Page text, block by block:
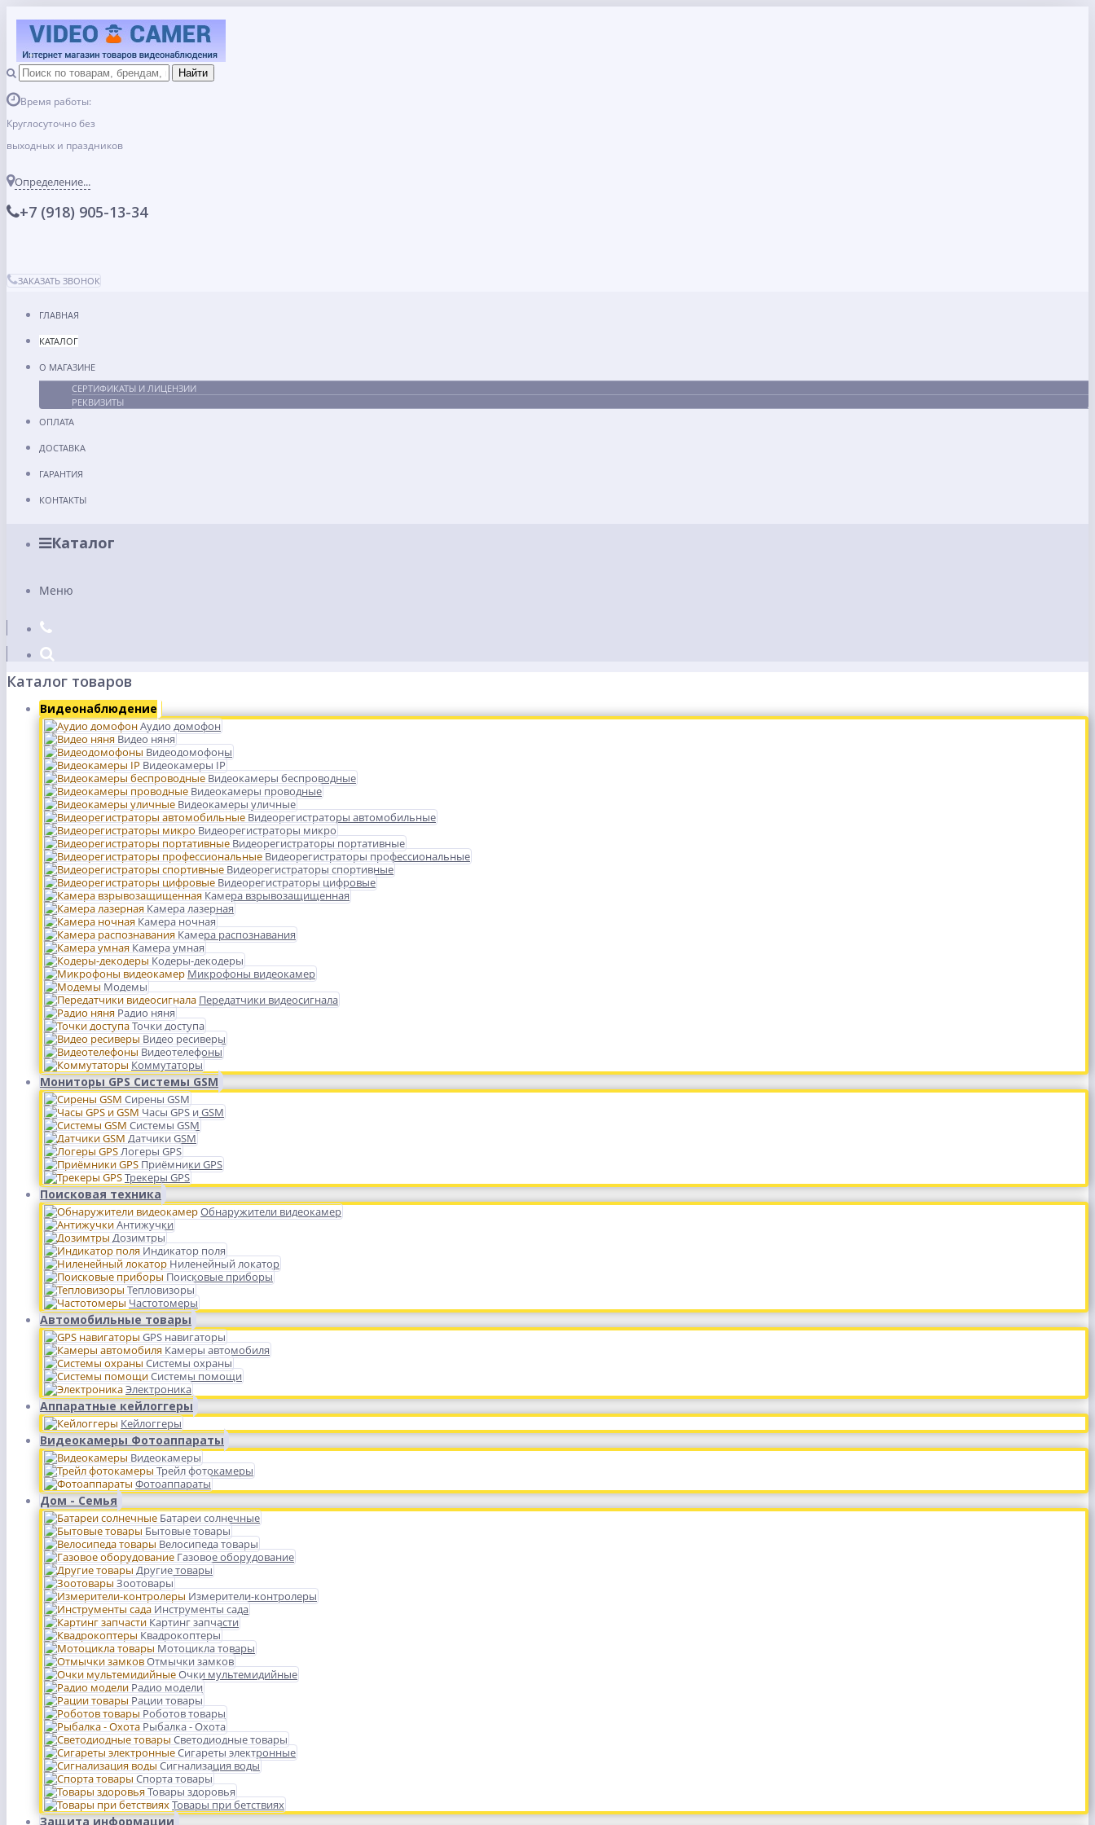
Время работы:
Круглосуточно без
выходных и праздников
Определение...
+7 (918) 905-13-34
ЗАКАЗАТЬ ЗВОНОК
ГЛАВНАЯ
КАТАЛОГ
О МАГАЗИНЕ
СЕРТИФИКАТЫ И ЛИЦЕНЗИИ
РЕКВИЗИТЫ
ОПЛАТА
ДОСТАВКА
ГАРАНТИЯ
КОНТАКТЫ
Каталог
Меню
Каталог товаров
Видеонаблюдение
Аудио домофон
Видео няня
Видеодомофоны
Видеокамеры IP
Видеокамеры беспроводные
Видеокамеры проводные
Видеокамеры уличные
Видеорегистраторы автомобильные
Видеорегистраторы микро
Видеорегистраторы портативные
Видеорегистраторы профессиональные
Видеорегистраторы спортивные
Видеорегистраторы цифровые
Камера взрывозащищенная
Камера лазерная
Камера ночная
Камера распознавания
Камера умная
Кодеры-декодеры
Микрофоны видеокамер
Модемы
Передатчики видеосигнала
Радио няня
Точки доступа
Видео ресиверы
Видеотелефоны
Коммутаторы
Мониторы GPS Системы GSM
Сирены GSM
Часы GPS и GSM
Системы GSM
Датчики GSM
Логеры GPS
Приёмники GPS
Трекеры GPS
Поисковая техника
Обнаружители видеокамер
Антижучки
Дозимтры
Индикатор поля
Ниленейный локатор
Поисковые приборы
Тепловизоры
Частотомеры
Автомобильные товары
GPS навигаторы
Камеры автомобиля
Системы охраны
Системы помощи
Электроника
Аппаратные кейлоггеры
Кейлоггеры
Видеокамеры Фотоаппараты
Видеокамеры
Трейл фотокамеры
Фотоаппараты
Дом - Семья
Батареи солнечные
Бытовые товары
Велосипеда товары
Газовое оборудование
Другие товары
Зоотовары
Измерители-контролеры
Инструменты сада
Картинг запчасти
Квадрокоптеры
Мотоцикла товары
Отмычки замков
Очки мультемидийные
Радио модели
Рации товары
Роботов товары
Рыбалка - Охота
Светодиодные товары
Сигареты электронные
Сигнализация воды
Спорта товары
Товары здоровья
Товары при бетствиях
Защита информации